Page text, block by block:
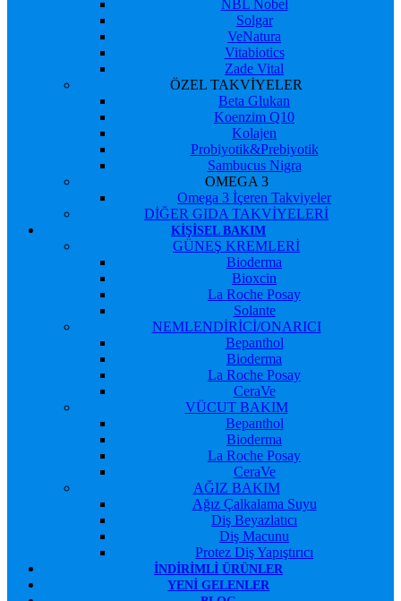
NBL Nobel
Solgar
VeNatura
Vitabiotics
Zade Vital
ÖZEL TAKVİYELER
Beta Glukan
Koenzim Q10
Kolajen
Probiyotik&Prebiyotik
Sambucus Nigra
OMEGA 3
Omega 3 İçeren Takviyeler
DİĞER GIDA TAKVİYELERİ
KIŞISEL BAKIM
GÜNEŞ KREMLERİ
Bioderma
Bioxcin
La Roche Posay
Solante
NEMLENDİRİCİ/ONARICI
Bepanthol
Bioderma
La Roche Posay
CeraVe
VÜCUT BAKIM
Bepanthol
Bioderma
La Roche Posay
CeraVe
AĞIZ BAKIM
Ağız Çalkalama Suyu
Diş Beyazlatıcı
Diş Macunu
Protez Diş Yapıştırıcı
İNDIRIMLI ÜRÜNLER
YENI GELENLER